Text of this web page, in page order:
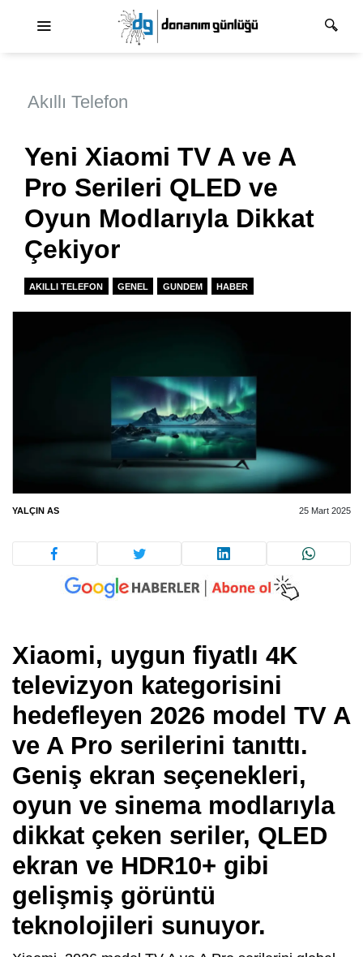
Akıllı Telefon
Yeni Xiaomi TV A ve A
Pro Serileri QLED ve
Oyun Modlarıyla Dikkat
Çekiyor
AKILLI TELEFON GENEL GUNDEM HABER
YALÇIN AS 25 Mart 2025
Xiaomi, uygun fiyatlı 4K
televizyon kategorisini
hedefleyen 2026 model TV A
ve A Pro serilerini tanıttı.
Geniş ekran seçenekleri,
oyun ve sinema modlarıyla
dikkat çeken seriler, QLED
ekran ve HDR10+ gibi
gelişmiş görüntü
teknolojileri sunuyor.